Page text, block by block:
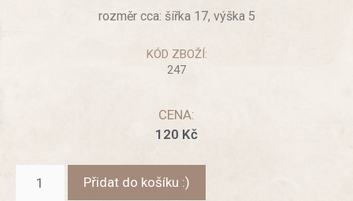
rozměr cca: šířka 17, výška 5
KÓD ZBOŽÍ:
247
CENA:
120 Kč
Přidat do košíku :)